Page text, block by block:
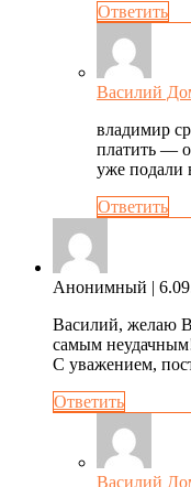
Ответить
Василий
владимир
платить —
уже подали
Ответить
Анонимный |
Василий, желаю
самым
С уважением,
Ответить
Василий